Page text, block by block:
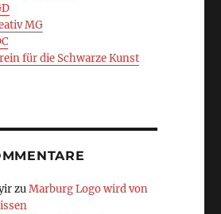
MG
für die Schwarze Kunst
zuMarburg Logo wird von